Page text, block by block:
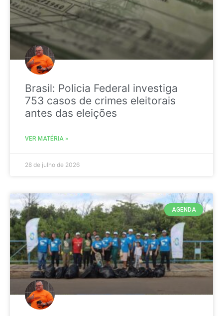
Brasil: Policia Federal investiga
753 casos de crimes eleitorais
antes das eleições
VER MATÉRIA »
28 de julho de 2026
AGENDA